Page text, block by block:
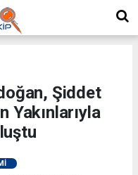
Şiddet
Yakınlarıyla